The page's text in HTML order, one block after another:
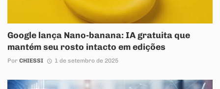
Google lança Nano-banana: IA gratuita que
mantém seu rosto intacto em edições
Por CHIESSI 1 de setembro de 2025